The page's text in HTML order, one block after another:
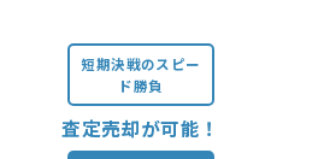
短期決戦のスピー
ド勝負
査定売却が可能！